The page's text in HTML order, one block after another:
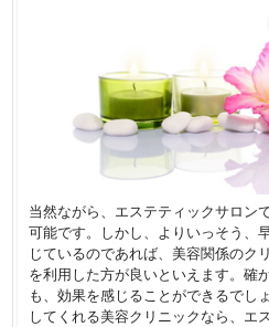
当然ながら、エステティックサロン
可能です。しかし、よりいっそう、
じているのであれば、美容関係のク
を利用した方が良いといえます。確
も、効果を感じることができるでし
してくれる美容クリニックなら、エ